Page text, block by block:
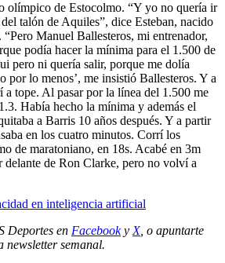
olímpico de Estocolmo. “Y yo no quería ir
talón de Aquiles”, dice Esteban, nacido
Manuel Ballesteros, mi entrenador,
podía hacer la mínima para el 1.500 de
pero ni quería salir, porque me dolía
por lo menos’, me insistió Ballesteros. Y a
a tope. Al pasar por la línea del 1.500 me
Había hecho la mínima y además el
a Barris 10 años después. Y a partir
en los cuatro minutos. Corrí los
de maratoniano, en 18s. Acabé en 3m
delante de Ron Clarke, pero no volví a
en inteligencia artificial
Deportes en Facebooky X, o apuntarte
newsletter semanal.